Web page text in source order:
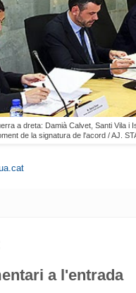
a dreta: Damià Calvet, Santi Vila i
de la signatura de l'acord / AJ.
a l'entrada